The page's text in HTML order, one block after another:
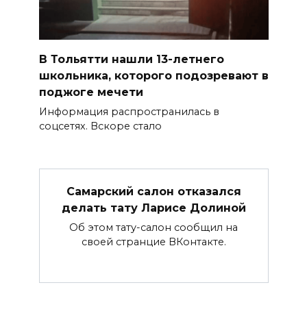
В Тольятти нашли 13-летнего
школьника, которого подозревают в
поджоге мечети
Информация распространилась в
соцсетях. Вскоре стало
Самарский салон отказался
делать тату Ларисе Долиной
Об этом тату-салон сообщил на
своей странцие ВКонтакте.